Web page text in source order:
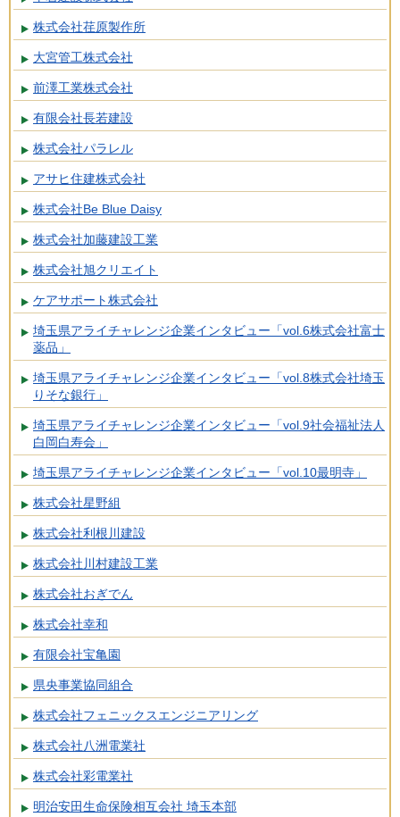
株式会社荏原製作所
大宮管工株式会社
前澤工業株式会社
有限会社長若建設
株式会社パラレル
アサヒ住建株式会社
株式会社Be Blue Daisy
株式会社加藤建設工業
株式会社旭クリエイト
ケアサポート株式会社
埼玉県アライチャレンジ企業インタビュー「vol.6株式会社富士
薬品」
埼玉県アライチャレンジ企業インタビュー「vol.8株式会社埼玉
りそな銀行」
埼玉県アライチャレンジ企業インタビュー「vol.9社会福祉法人
白岡白寿会」
埼玉県アライチャレンジ企業インタビュー「vol.10最明寺」
株式会社星野組
株式会社利根川建設
株式会社川村建設工業
株式会社おぎでん
株式会社幸和
有限会社宝亀園
県央事業協同組合
株式会社フェニックスエンジニアリング
株式会社八洲電業社
株式会社彩電業社
明治安田生命保険相互会社 埼玉本部